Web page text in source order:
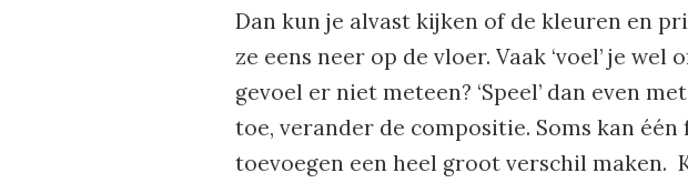
Dan kun je alvast kijken of de kleuren en
ze eens neer op de vloer. Vaak ‘voel’ je
gevoel er niet meteen? ‘Speel’ dan even
toe, verander de compositie. Soms kan
toevoegen een heel groot verschil maken.